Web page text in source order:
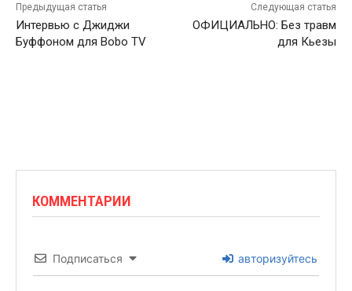
Предыдущая статья
Интервью с Джиджи
Буффоном для Bobo TV
Следующая статья
ОФИЦИАЛЬНО: Без травм
для Кьезы
КОММЕНТАРИИ
Подписаться авторизуйтесь